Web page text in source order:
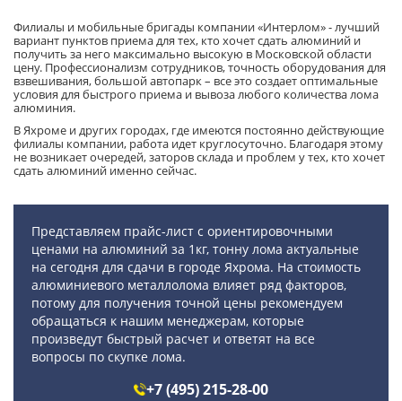
Филиалы и мобильные бригады компании «Интерлом» - лучший
вариант пунктов приема для тех, кто хочет сдать алюминий и
получить за него максимально высокую в Московской области
цену. Профессионализм сотрудников, точность оборудования для
взвешивания, большой автопарк – все это создает оптимальные
условия для быстрого приема и вывоза любого количества лома
алюминия.
В Яхроме и других городах, где имеются постоянно действующие
филиалы компании, работа идет круглосуточно. Благодаря этому
не возникает очередей, заторов склада и проблем у тех, кто хочет
сдать алюминий именно сейчас.
Представляем прайс-лист с ориентировочными
ценами на алюминий за 1кг, тонну лома актуальные
на сегодня для сдачи в городе Яхрома. На стоимость
алюминиевого металлолома влияет ряд факторов,
потому для получения точной цены рекомендуем
обращаться к нашим менеджерам, которые
произведут быстрый расчет и ответят на все
вопросы по скупке лома.
+7 (495) 215-28-00